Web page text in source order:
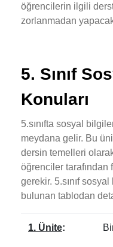
öğrencilerin ilgili
zorlanmadan
5. Sınıf
Konuları
5.sınıfta sosyal
meydana gelir. Bu
dersin temelleri
öğrenciler tarafından
gerekir. 5.sınıf
bulunan tablodan
1. Ünite: